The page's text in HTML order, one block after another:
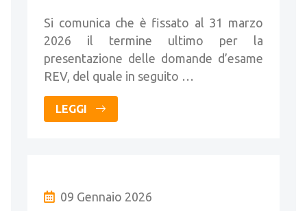
Si comunica che è fissato al 31 marzo
2026 il termine ultimo per la
presentazione delle domande d’esame
REV, del quale in seguito …
LEGGI
09 Gennaio 2026